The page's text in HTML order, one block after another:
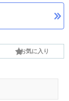
お気に入り